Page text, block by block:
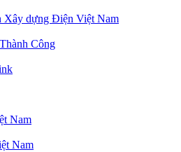
Xây dựng Điện Việt Nam
Công
Nam
Nam